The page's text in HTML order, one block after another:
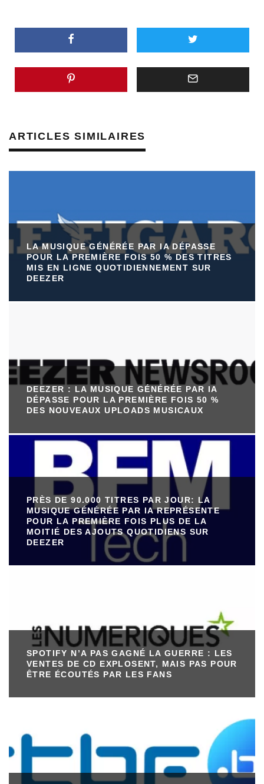
ARTICLES SIMILAIRES
LA MUSIQUE GÉNÉRÉE PAR IA DÉPASSE
POUR LA PREMIÈRE FOIS 50 % DES TITRES
MIS EN LIGNE QUOTIDIENNEMENT SUR
DEEZER
DEEZER : LA MUSIQUE GÉNÉRÉE PAR IA
DÉPASSE POUR LA PREMIÈRE FOIS 50 %
DES NOUVEAUX UPLOADS MUSICAUX
PRÈS DE 90.000 TITRES PAR JOUR: LA
MUSIQUE GÉNÉRÉE PAR IA REPRÉSENTE
POUR LA PREMIÈRE FOIS PLUS DE LA
MOITIÉ DES AJOUTS QUOTIDIENS SUR
DEEZER
SPOTIFY N’A PAS GAGNÉ LA GUERRE : LES
VENTES DE CD EXPLOSENT, MAIS PAS POUR
ÊTRE ÉCOUTÉS PAR LES FANS